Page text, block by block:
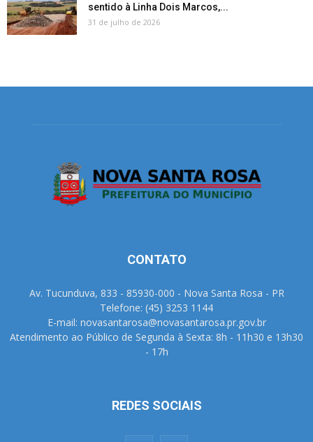
sentido à Linha Dois Marcos,...
31 de julho de 2026
CONTATO
Av. Tucunduva, 833 - 85930-000 - Nova Santa Rosa - PR
Telefone: (45) 3253 1144
E-mail: novasantarosa@novasantarosa.pr.gov.br
Atendimento ao Público de Segunda à Sexta: 8h - 11h30 e 13h30
- 17h
REDES SOCIAIS